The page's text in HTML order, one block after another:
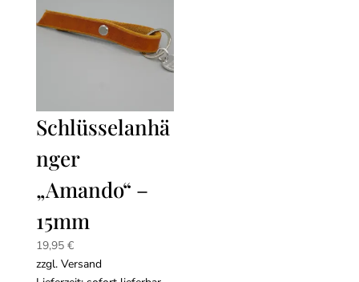
Schlüsselanhä
nger
„Amando“ –
15mm
19,95 €
zzgl. Versand